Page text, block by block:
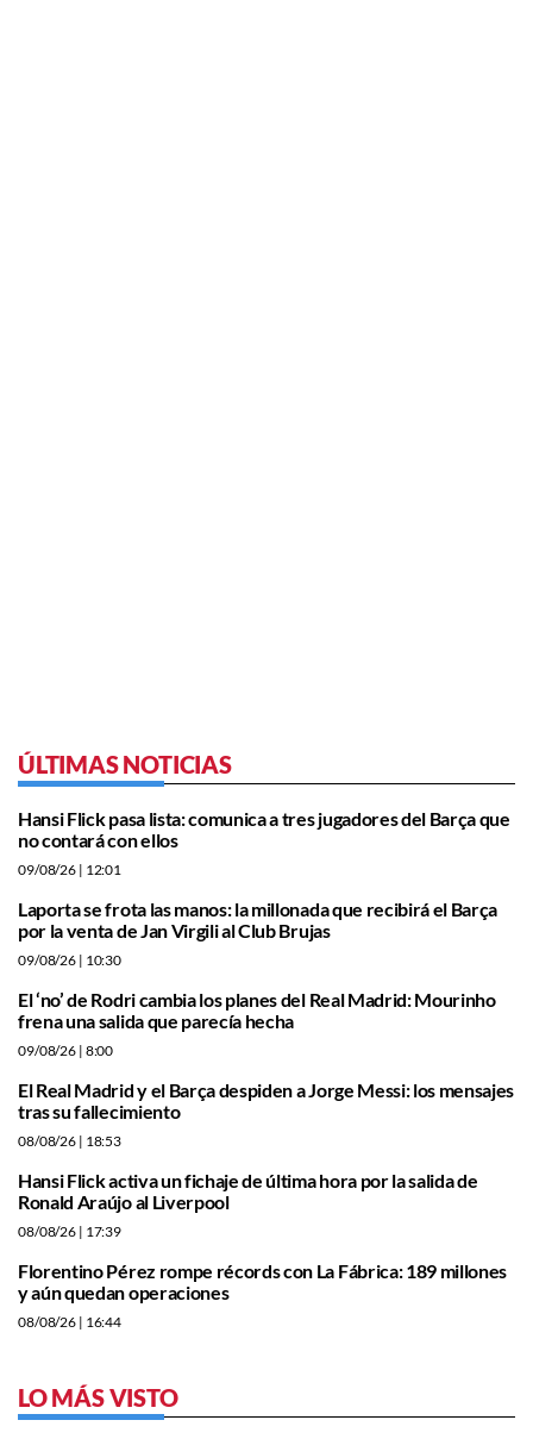
ÚLTIMAS NOTICIAS
Hansi Flick pasa lista: comunica a tres jugadores del Barça que
no contará con ellos
09/08/26 | 12:01
Laporta se frota las manos: la millonada que recibirá el Barça
por la venta de Jan Virgili al Club Brujas
09/08/26 | 10:30
El ‘no’ de Rodri cambia los planes del Real Madrid: Mourinho
frena una salida que parecía hecha
09/08/26 | 8:00
El Real Madrid y el Barça despiden a Jorge Messi: los mensajes
tras su fallecimiento
08/08/26 | 18:53
Hansi Flick activa un fichaje de última hora por la salida de
Ronald Araújo al Liverpool
08/08/26 | 17:39
Florentino Pérez rompe récords con La Fábrica: 189 millones
y aún quedan operaciones
08/08/26 | 16:44
LO MÁS VISTO